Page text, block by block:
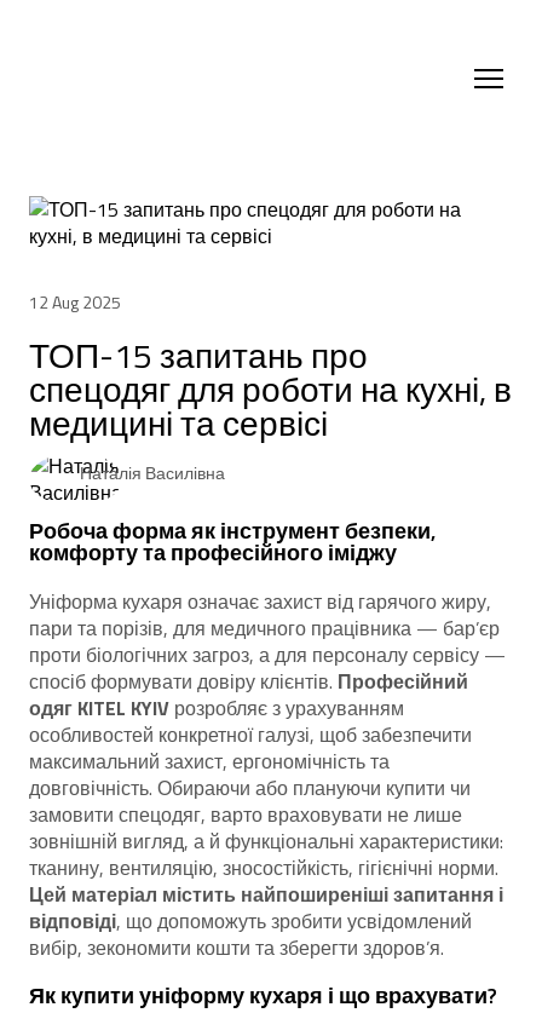
12 Aug 2025
ТОП-15 запитань про
спецодяг для роботи на кухні, в
медицині та сервісі
Наталія Василівна
Робоча форма як інструмент безпеки,
комфорту та професійного іміджу
Уніформа кухаря означає захист від гарячого жиру,
пари та порізів, для медичного працівника — бар’єр
проти біологічних загроз, а для персоналу сервісу —
спосіб формувати довіру клієнтів. Професійний
одяг KITEL KYIV розробляє з урахуванням
особливостей конкретної галузі, щоб забезпечити
максимальний захист, ергономічність та
довговічність. Обираючи або плануючи купити чи
замовити спецодяг, варто враховувати не лише
зовнішній вигляд, а й функціональні характеристики:
тканину, вентиляцію, зносостійкість, гігієнічні норми.
Цей матеріал містить найпоширеніші запитання і
відповіді, що допоможуть зробити усвідомлений
вибір, зекономити кошти та зберегти здоров’я.
Як купити уніформу кухаря і що врахувати?